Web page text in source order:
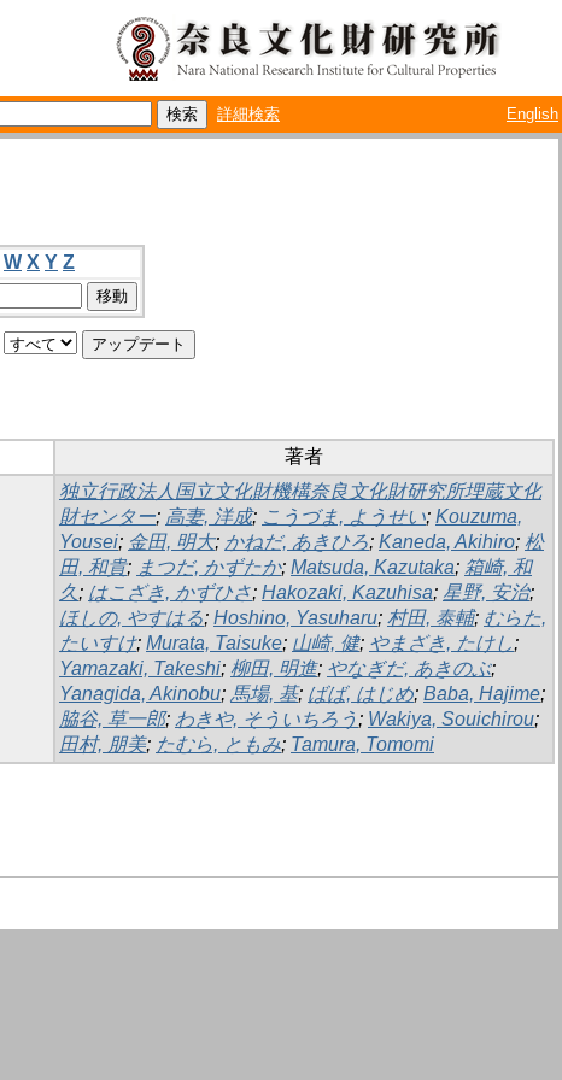
詳細検索 English
W X Y Z
著者
独立行政法人国立文化財機構奈良文化財研究所埋蔵文化
財センター; 高妻, 洋成; こうづま, ようせい; Kouzuma,
Yousei; 金田, 明大; かねだ, あきひろ; Kaneda, Akihiro; 松
田, 和貴; まつだ, かずたか; Matsuda, Kazutaka; 箱崎, 和
久; はこざき, かずひさ; Hakozaki, Kazuhisa; 星野, 安治;
ほしの, やすはる; Hoshino, Yasuharu; 村田, 泰輔; むらた,
たいすけ; Murata, Taisuke; 山崎, 健; やまざき, たけし;
Yamazaki, Takeshi; 柳田, 明進; やなぎだ, あきのぶ;
Yanagida, Akinobu; 馬場, 基; ばば, はじめ; Baba, Hajime;
脇谷, 草一郎; わきや, そういちろう ; Wakiya, Souichirou;
田村, 朋美; たむら, ともみ; Tamura, Tomomi